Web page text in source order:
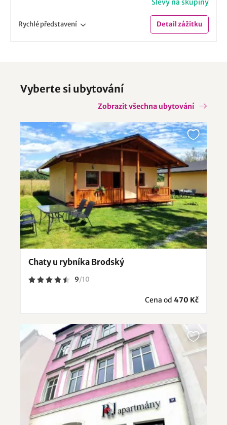
Slevy na skupiny
Rychlépředstavení Detailzážitku
Vyberte si ubytování
Zobrazit všechna ubytování
Chaty u rybníka Brodský
9/10
Cena od 470 Kč